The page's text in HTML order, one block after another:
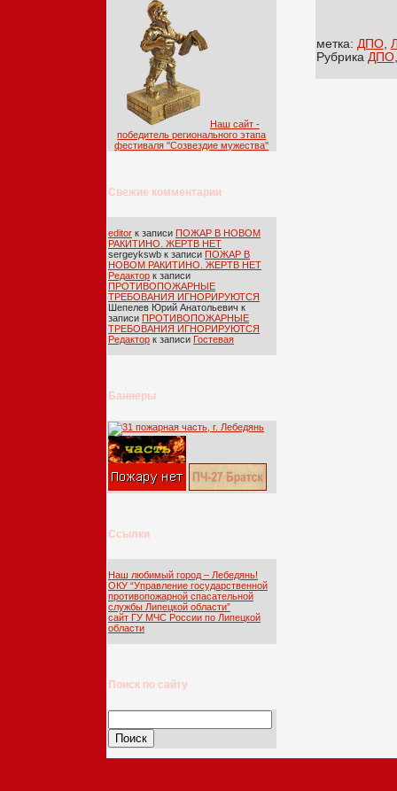
Наш сайт -
победитель регионального этапа
фестиваля ''Созвездие мужества''
Свежие комментарии
editor к записи ПОЖАР В НОВОМ
РАКИТИНО. ЖЕРТВ НЕТ
sergeykswb к записи ПОЖАР В
НОВОМ РАКИТИНО. ЖЕРТВ НЕТ
Редактор к записи
ПРОТИВОПОЖАРНЫЕ
ТРЕБОВАНИЯ ИГНОРИРУЮТСЯ
Шепелев Юрий Анатольевич к
записи ПРОТИВОПОЖАРНЫЕ
ТРЕБОВАНИЯ ИГНОРИРУЮТСЯ
Редактор к записи Гостевая
Баннеры
Ссылки
Наш любимый город – Лебедянь!
ОКУ “Управление государственной
противопожарной спасательной
службы Липецкой области”
сайт ГУ МЧС России по Липецкой
области
Поиск по сайту
Найти:
метка: ДПО,
Рубрика ДПО